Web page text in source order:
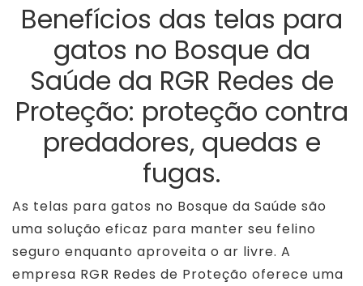
Benefícios das telas para
gatos no Bosque da
Saúde da RGR Redes de
Proteção: proteção contra
predadores, quedas e
fugas.
As telas para gatos no Bosque da Saúde são
uma solução eficaz para manter seu felino
seguro enquanto aproveita o ar livre. A
empresa RGR Redes de Proteção oferece uma